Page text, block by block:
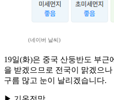
(네이버 날씨)
19일(화)은 중국 산둥반도 부
을 받겠으므로 전국이 맑겠으
구름 많고 눈이 날리겠습니다.